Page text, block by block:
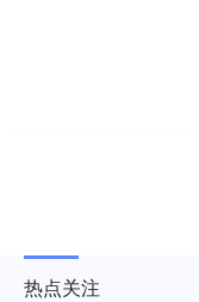
热点关注